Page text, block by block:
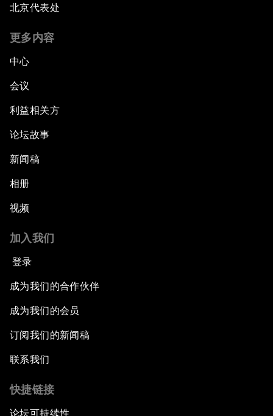
北京代表处
更多内容
中心
会议
利益相关方
论坛故事
新闻稿
相册
视频
加入我们
登录
成为我们的合作伙伴
成为我们的会员
订阅我们的新闻稿
联系我们
快捷链接
论坛可持续性